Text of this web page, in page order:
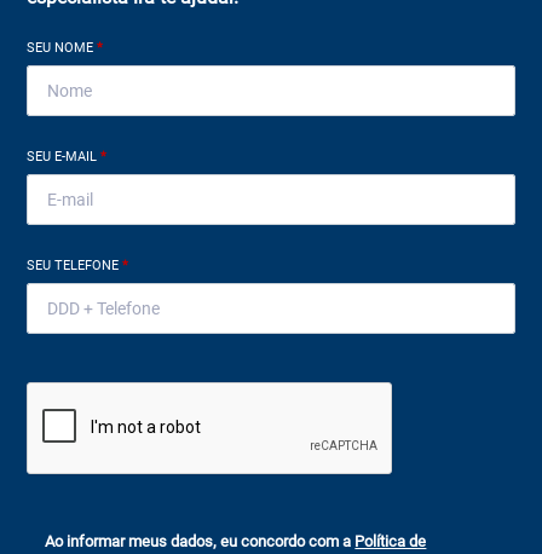
SEU NOME*
SEU E-MAIL*
SEU TELEFONE*
Ao informar meus dados, eu concordo com a Política de